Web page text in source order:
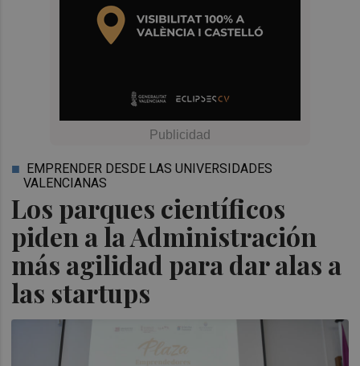
Los parques científicos
piden a la Administración
más agilidad para dar alas a
las startups
EMPRENDER DESDE LAS UNIVERSIDADES
VALENCIANAS